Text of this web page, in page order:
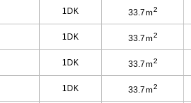
1DK 33.7ｍ2
1DK 33.7ｍ2
1DK 33.7ｍ2
1DK 33.7ｍ2